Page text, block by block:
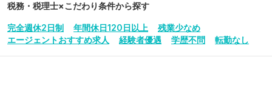
税務・税理士×こだわり条件から探す
完全週休2日制 年間休日120日以上
残業少なめ
エージェントおすすめ求人
経験者優遇 学歴不問 転勤なし